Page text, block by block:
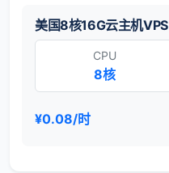
美国8核16G云主机VPS
CPU
8核
¥0.08/时